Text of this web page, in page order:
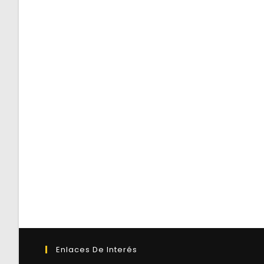
Enlaces De Interés